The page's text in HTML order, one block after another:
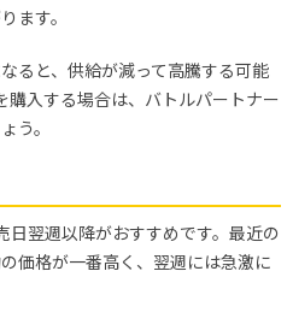
ます。
ると、供給が減って高騰する可能
購入する場合は、バトルパートナー
う。
日翌週以降がおすすめです。最近の
価格が一番高く、翌週には急激に